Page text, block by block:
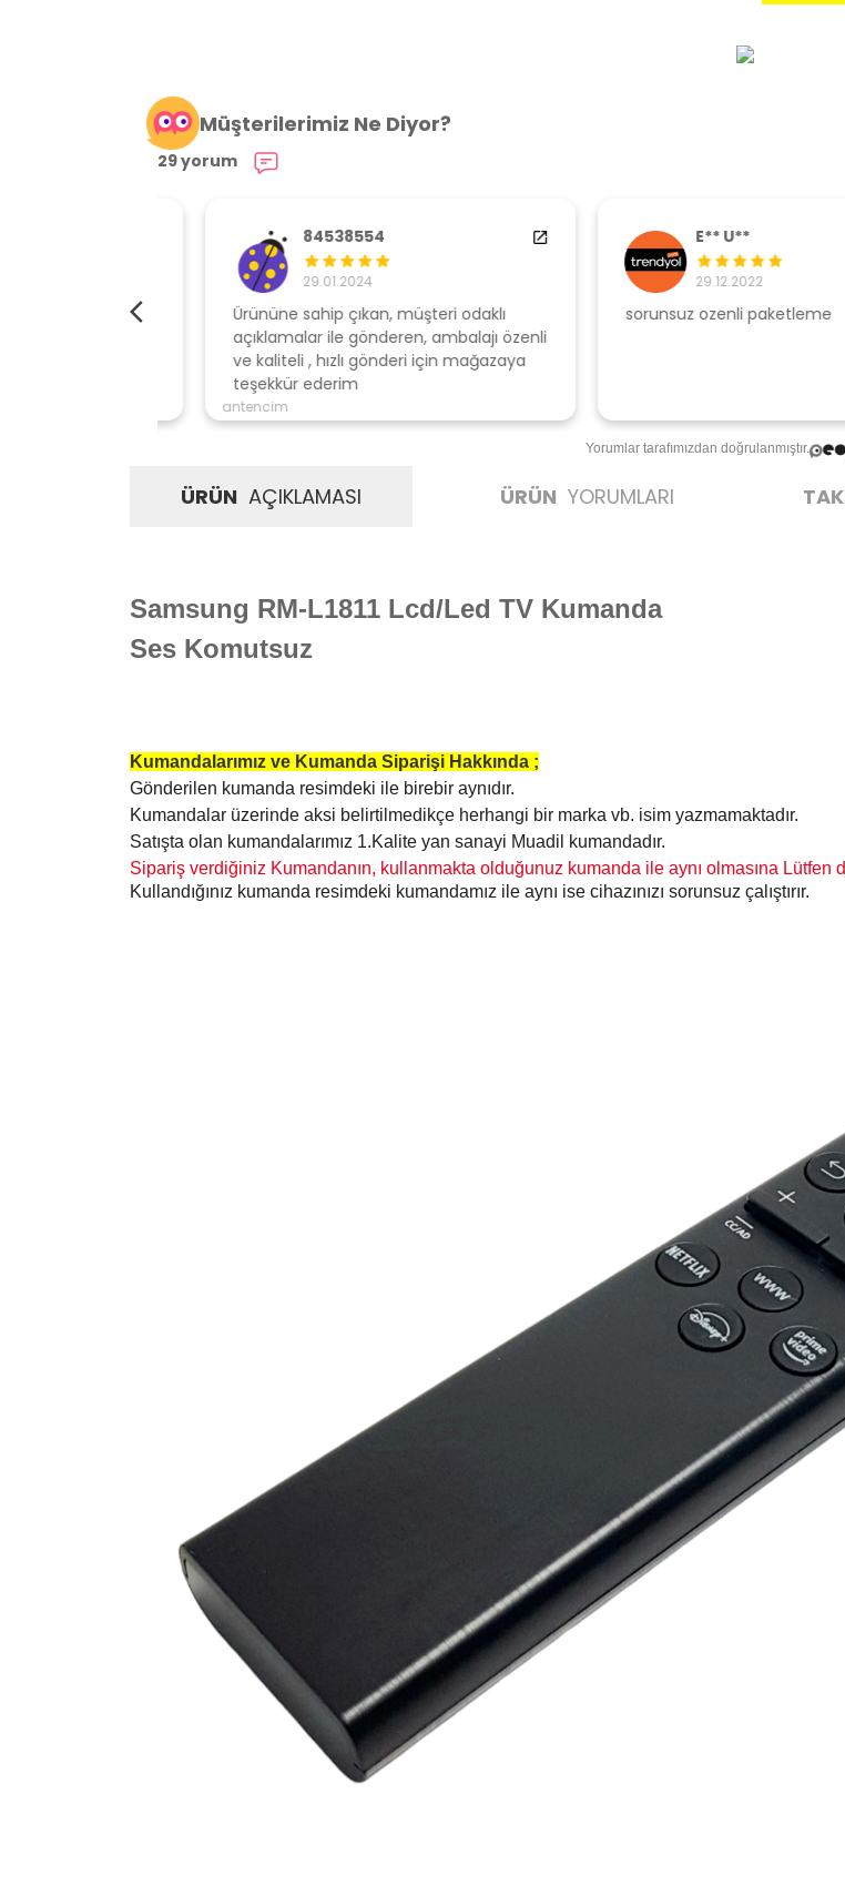
Müşterilerimiz Ne Diyor?
29 yorum
84538554
29.01.2024
Ürününe sahip çıkan, müşteri odaklı
açıklamalar ile gönderen, ambalajı özenli
ve kaliteli , hızlı gönderi için mağazaya
teşekkür ederim
antencim
E** U**
29.12.2022
sorunsuz ozenli paketleme
Yorumlar tarafımızdan doğrulanmıştır.
ÜRÜN AÇIKLAMASI ÜRÜN YORUMLARI
Samsung RM-L1811 Lcd/Led TV Kumanda
Ses Komutsuz
Kumandalarımız ve Kumanda Siparişi Hakkında ;
Gönderilen kumanda resimdeki ile birebir aynıdır.
Kumandalar üzerinde aksi belirtilmedikçe herhangi bir marka vb. isim yazmamaktadır.
Satışta olan kumandalarımız 1.Kalite yan sanayi Muadil kumandadır.
Sipariş verdiğiniz Kumandanın, kullanmakta olduğunuz kumanda ile aynı olmasına Lütfen
Kullandığınız kumanda resimdeki kumandamız ile aynı ise cihazınızı sorunsuz çalıştırır.